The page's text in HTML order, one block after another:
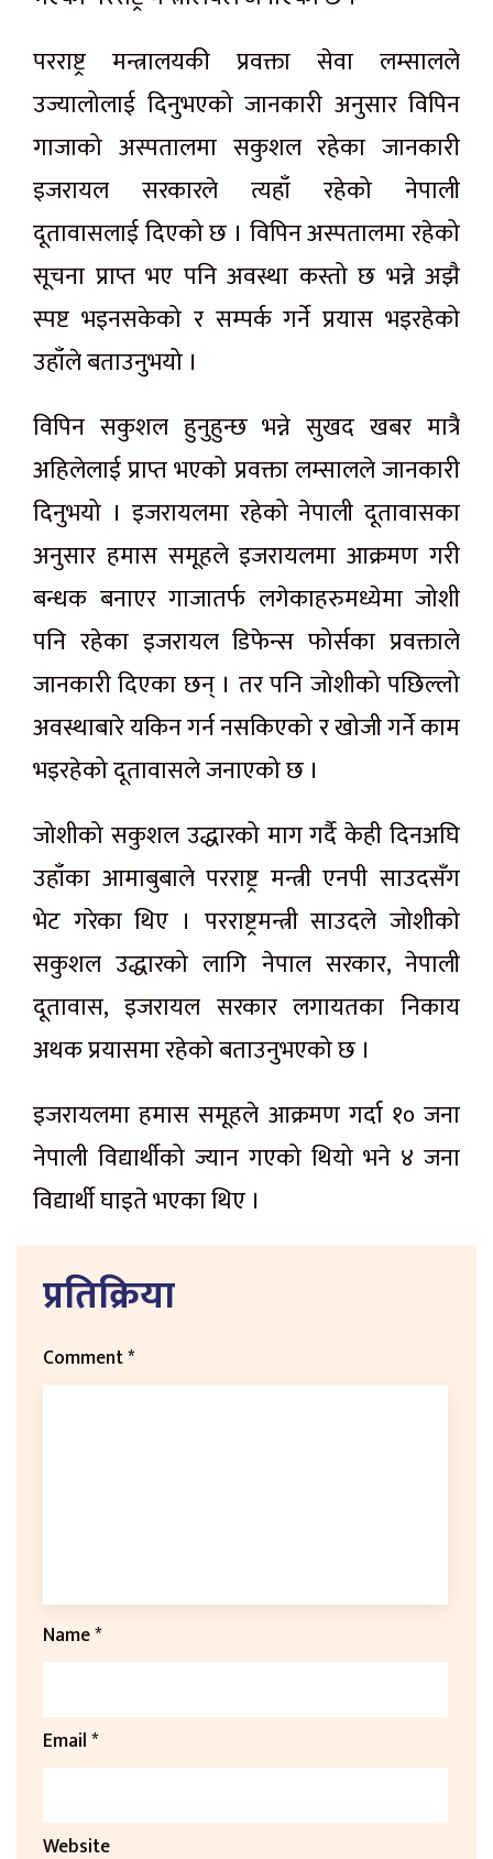
परराष्ट्र मन्त्रालयकी प्रवक्ता सेवा लम्सालले
उज्यालोलाई दिनुभएको जानकारी अनुसार विपिन
गाजाको अस्पतालमा सकुशल रहेका जानकारी
इजरायल सरकारले त्यहाँ रहेको नेपाली
दूतावासलाई दिएको छ । विपिन अस्पतालमा रहेको
सूचना प्राप्त भए पनि अवस्था कस्तो छ भन्ने अझै
स्पष्ट भइनसकेको र सम्पर्क गर्ने प्रयास भइरहेको
उहाँले बताउनुभयो ।
विपिन सकुशल हुनुहुन्छ भन्ने सुखद खबर मात्रै
अहिलेलाई प्राप्त भएको प्रवक्ता लम्सालले जानकारी
दिनुभयो । इजरायलमा रहेको नेपाली दूतावासका
अनुसार हमास समूहले इजरायलमा आक्रमण गरी
बन्धक बनाएर गाजातर्फ लगेकाहरुमध्येमा जोशी
पनि रहेका इजरायल डिफेन्स फोर्सका प्रवक्ताले
जानकारी दिएका छन् । तर पनि जोशीको पछिल्लो
अवस्थाबारे यकिन गर्न नसकिएको र खोजी गर्ने काम
भइरहेको दूतावासले जनाएको छ ।
जोशीको सकुशल उद्धारको माग गर्दै केही दिनअघि
उहाँका आमाबुबाले परराष्ट्र मन्त्री एनपी साउदसँग
भेट गरेका थिए । परराष्ट्रमन्त्री साउदले जोशीको
सकुशल उद्धारको लागि नेपाल सरकार, नेपाली
दूतावास, इजरायल सरकार लगायतका निकाय
अथक प्रयासमा रहेको बताउनुभएको छ ।
इजरायलमा हमास समूहले आक्रमण गर्दा १० जना
नेपाली विद्यार्थीको ज्यान गएको थियो भने ४ जना
विद्यार्थी घाइते भएका थिए ।
प्रतिक्रिया
Comment*
Name*
Email*
Website